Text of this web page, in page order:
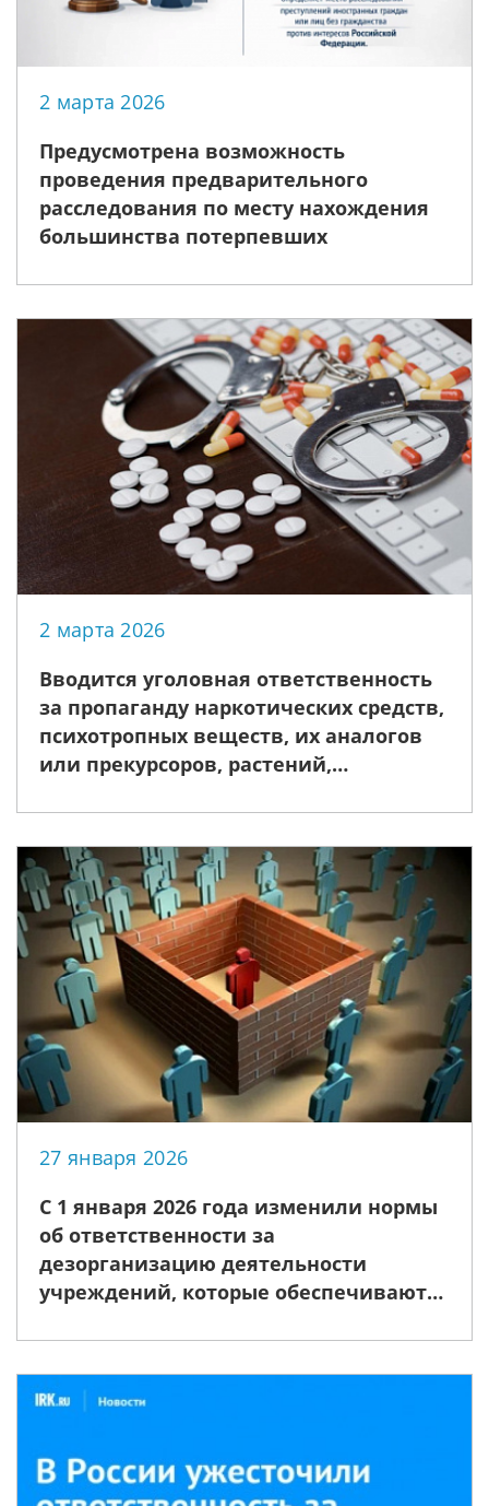
2 марта 2026
Предусмотрена возможность
проведения предварительного
расследования по месту нахождения
большинства потерпевших
2 марта 2026
Вводится уголовная ответственность
за пропаганду наркотических средств,
психотропных веществ, их аналогов
или прекурсоров, растений,
или психотропные вещества либо их
прекурсоры
27 января 2026
С 1 января 2026 года изменили нормы
об ответственности за
дезорганизацию деятельности
учреждений, которые обеспечивают
лицу, которое содержится в месте
лишения свободы или месте
содержания под стражей, средств